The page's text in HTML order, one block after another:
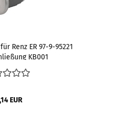
Renz ER 97-9-95221
KB001
EUR